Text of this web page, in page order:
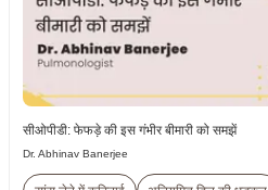
सीओपीडी: फेफड़े की इस गंभीर बीमारी को समझें
Dr. Abhinav Banerjee